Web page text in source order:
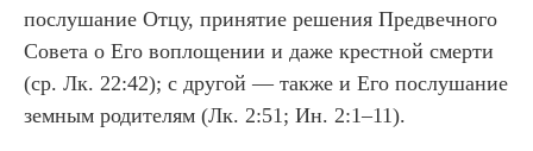
послушание Отцу, принятие решения Предвечного
Совета о Его воплощении и даже крестной смерти
(ср. Лк. 22:42); с другой — также и Его послушание
земным родителям (Лк. 2:51; Ин. 2:1–11).